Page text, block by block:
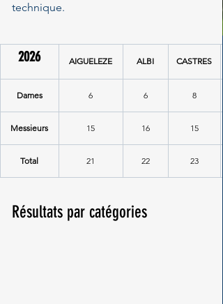
technique.
2026 AIGUELEZE ALBI CASTRES
Dames 6 6 8
Messieurs 15 16 15
Total 21 22 23
Résultats par catégories